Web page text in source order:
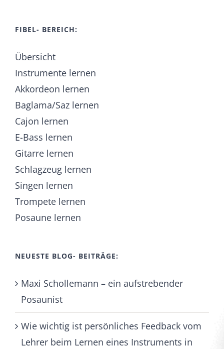
FIBEL- BEREICH:
Übersicht
Instrumente lernen
Akkordeon lernen
Baglama/Saz lernen
Cajon lernen
E-Bass lernen
Gitarre lernen
Schlagzeug lernen
Singen lernen
Trompete lernen
Posaune lernen
NEUESTE BLOG- BEITRÄGE:
Maxi Schollemann – ein aufstrebender
Posaunist
Wie wichtig ist persönliches Feedback vom
Lehrer beim Lernen eines Instruments in